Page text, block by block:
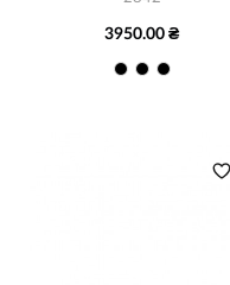
3950.00 ₴